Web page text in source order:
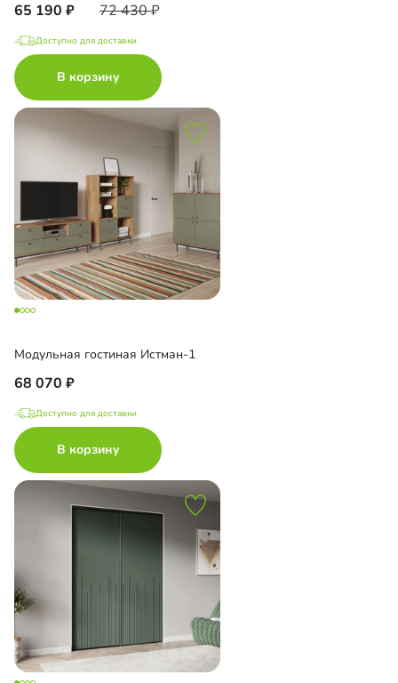
65 190 72 430
Доступно для доставки
В корзину
Модульная гостиная Истман-1
68 070
Доступно для доставки
В корзину